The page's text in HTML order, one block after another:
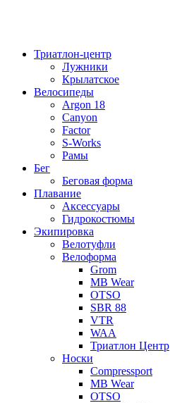
Триатлон-центр
Лужники
Крылатское
Велосипеды
Argon 18
Canyon
Factor
S-Works
Рамы
Бег
Беговая форма
Плавание
Аксессуары
Гидрокостюмы
Экипировка
Велотуфли
Велоформа
Grom
MB Wear
OTSO
SBR 88
VTR
WAA
Триатлон Центр
Носки
Compressport
MB Wear
OTSO